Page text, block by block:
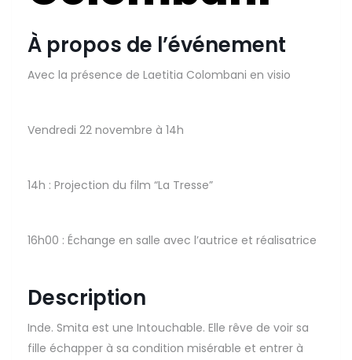
À propos de l’événement
Avec la présence de Laetitia Colombani en visio
Vendredi 22 novembre à 14h
14h : Projection du film “La Tresse”
16h00 : Échange en salle avec l’autrice et réalisatrice
Description
Inde. Smita est une Intouchable. Elle rêve de voir sa
fille échapper à sa condition misérable et entrer à